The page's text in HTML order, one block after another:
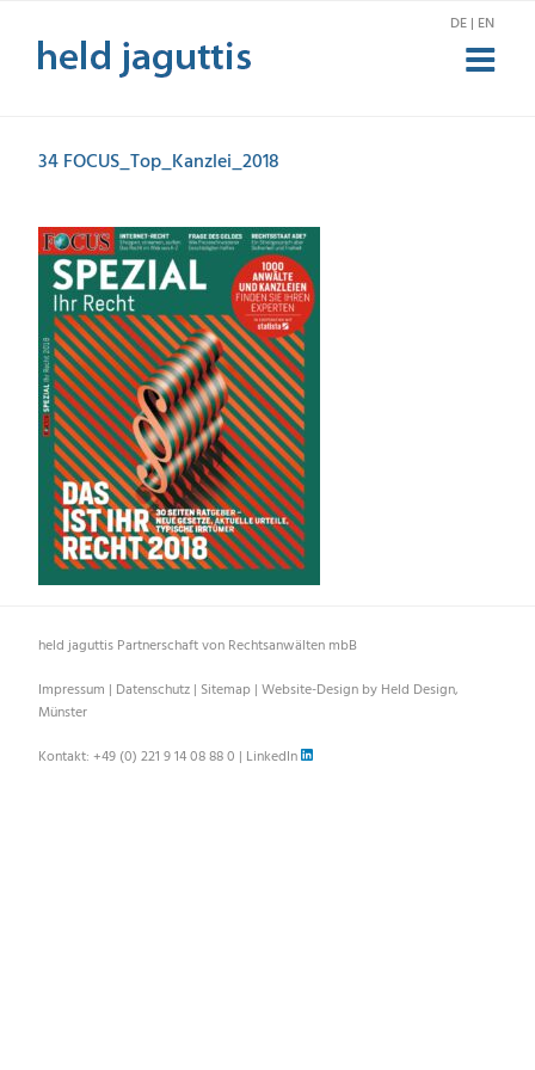
Inhalt
springen
DE | EN
34 FOCUS_Top_Kanzlei_2018
held jaguttis Partnerschaft von Rechtsanwälten mbB
Impressum | Datenschutz | Sitemap | Website-Design by Held Design,
Münster
Kontakt: +49 (0) 221 9 14 08 88 0 | LinkedIn